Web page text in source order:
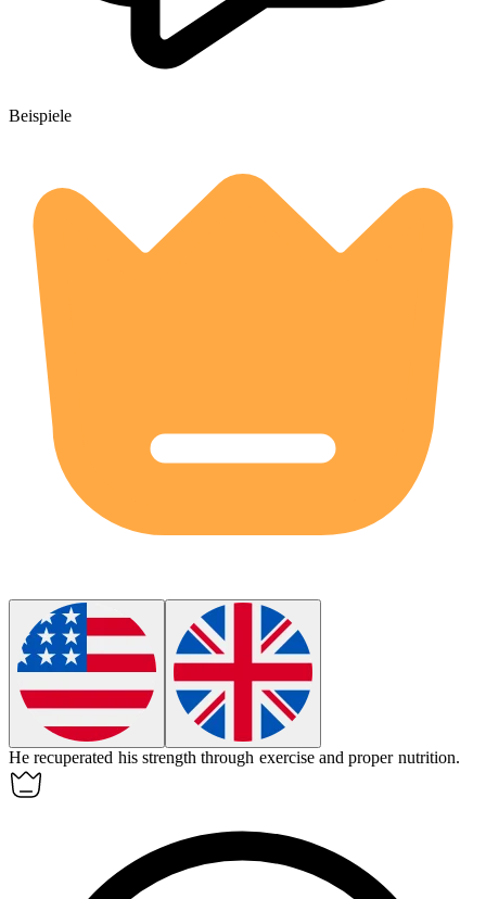
Beispiele
Herecuperated his strength through exercise and proper nutrition.